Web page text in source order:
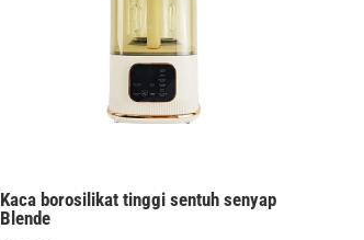
Kaca borosilikat tinggi sentuh senyap
Blende